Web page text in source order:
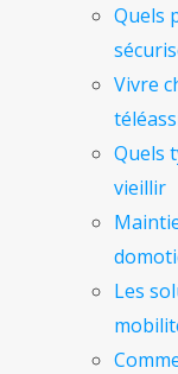
Quels
Vivre
Quels
vieillir
Les